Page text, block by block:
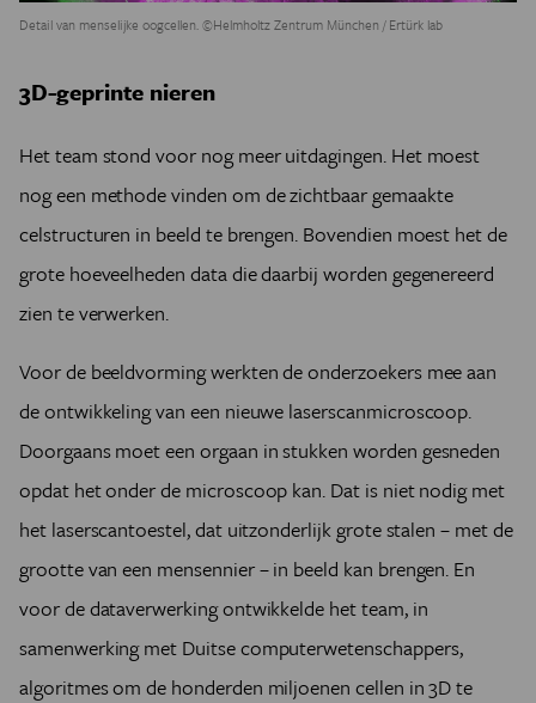
Detail van menselijke oogcellen. ©Helmholtz Zentrum München / Ertürk lab
3D-geprinte nieren
Het team stond voor nog meer uitdagingen. Het moest
nog een methode vinden om de zichtbaar gemaakte
celstructuren in beeld te brengen. Bovendien moest het de
grote hoeveelheden data die daarbij worden gegenereerd
zien te verwerken.
Voor de beeldvorming werkten de onderzoekers mee aan
de ontwikkeling van een nieuwe laserscanmicroscoop.
Doorgaans moet een orgaan in stukken worden gesneden
opdat het onder de microscoop kan. Dat is niet nodig met
het laserscantoestel, dat uitzonderlijk grote stalen – met de
grootte van een mensennier – in beeld kan brengen. En
voor de dataverwerking ontwikkelde het team, in
samenwerking met Duitse computerwetenschappers,
algoritmes om de honderden miljoenen cellen in 3D te